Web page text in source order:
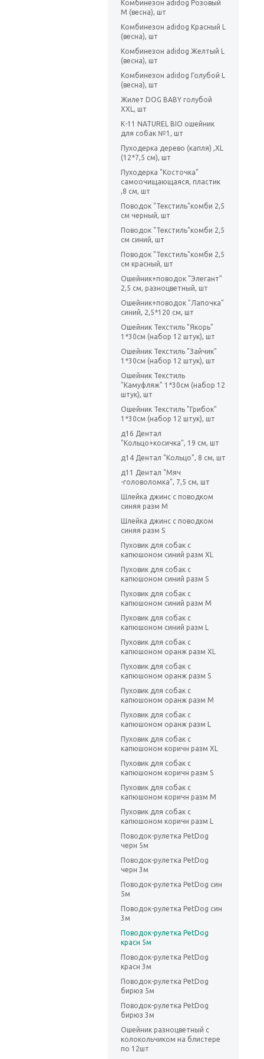
Комбинезон adidog Розовый
M (весна), шт
Комбинезон adidog Красный L
(весна), шт
Комбинезон adidog Желтый L
(весна), шт
Комбинезон adidog Голубой L
(весна), шт
Жилет DOG BABY голубой
XXL, шт
К-11 NATUREL BIO ошейник
для собак №1, шт
Пуходерка дерево (капля) ,XL
(12*7,5 см), шт
Пуходерка "Косточка"
самоочищающаяся, пластик
,8 см, шт
Поводок "Текстиль"комби 2,5
см черный, шт
Поводок "Текстиль"комби 2,5
см синий, шт
Поводок "Текстиль"комби 2,5
см красный, шт
Ошейник+поводок "Элегант"
2,5 см, разноцветный, шт
Ошейник+поводок "Лапочка"
синий, 2,5*120 см, шт
Ошейник Текстиль "Якорь"
1*30см (набор 12 штук), шт
Ошейник Текстиль "Зайчик"
1*30см (набор 12 штук), шт
Ошейник Текстиль
"Камуфляж" 1*30см (набор 12
штук), шт
Ошейник Текстиль "Грибок"
1*30см (набор 12 штук), шт
д16 Дентал
"Кольцо+косичка", 19 см, шт
д14 Дентал "Кольцо", 8 см, шт
д11 Дентал "Мяч
-головоломка", 7,5 см, шт
Шлейка джинс с поводком
синяя разм М
Шлейка джинс с поводком
синяя разм S
Пуховик для собак с
капюшоном синий разм XL
Пуховик для собак с
капюшоном синий разм S
Пуховик для собак с
капюшоном синий разм M
Пуховик для собак с
капюшоном синий разм L
Пуховик для собак с
капюшоном оранж разм XL
Пуховик для собак с
капюшоном оранж разм S
Пуховик для собак с
капюшоном оранж разм M
Пуховик для собак с
капюшоном оранж разм L
Пуховик для собак с
капюшоном коричн разм XL
Пуховик для собак с
капюшоном коричн разм S
Пуховик для собак с
капюшоном коричн разм M
Пуховик для собак с
капюшоном коричн разм L
Поводок-рулетка PetDog
черн 5м
Поводок-рулетка PetDog
черн 3м
Поводок-рулетка PetDog син
5м
Поводок-рулетка PetDog син
3м
Поводок-рулетка PetDog
красн 5м
Поводок-рулетка PetDog
красн 3м
Поводок-рулетка PetDog
бирюз 5м
Поводок-рулетка PetDog
бирюз 3м
Ошейник разноцветный с
колокольчиком на блистере
по 12шт